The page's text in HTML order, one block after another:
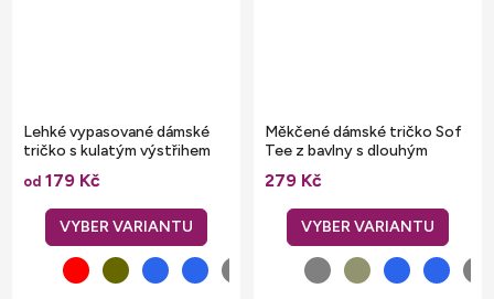
Lehké vypasované dámské
tričko s kulatým výstřihem
100 % bavlna
od 179 Kč
Měkčené dámské tričko Sof
Tee z bavlny s dlouhým
vláknem
279 Kč